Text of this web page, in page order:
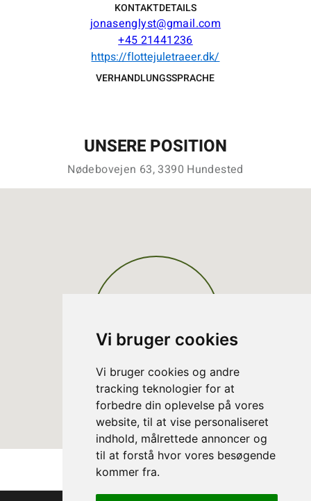
Vi bruger cookies
Vi bruger cookies og andre
tracking teknologier for at
forbedre din oplevelse på vores
website, til at vise personaliseret
indhold, målrettede annoncer og
til at forstå hvor vores besøgende
kommer fra.
KONTAKTDETAILS
jonasenglyst@gmail.com
+45 21441236
https://flottejuletraeer.dk/
VERHANDLUNGSSPRACHE
UNSERE POSITION
Nødebovejen 63, 3390 Hundested